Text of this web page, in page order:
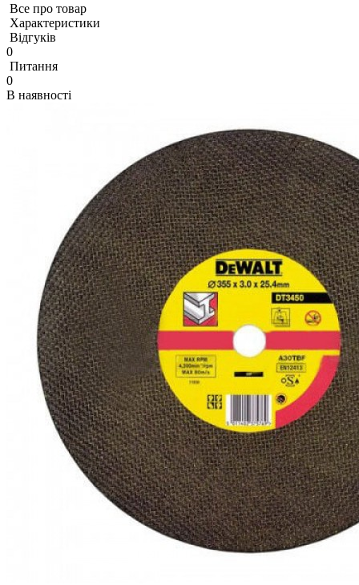
Все про товар
Характеристики
Відгуків
0
Питання
0
В наявності